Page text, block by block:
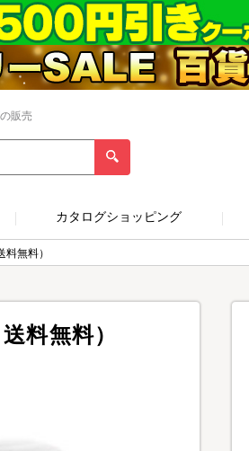
販売
カタログショッピング
無料）
料無料）